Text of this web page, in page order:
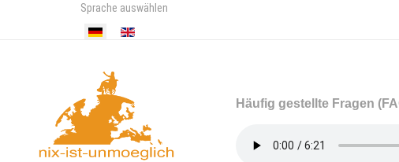
Sprache auswählen
Häufig gestellte Fragen